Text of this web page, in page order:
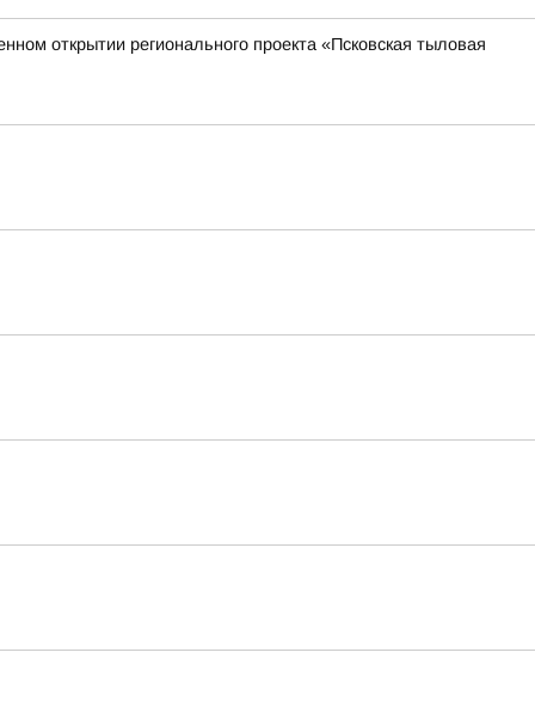
открытии регионального проекта «Псковская тыловая